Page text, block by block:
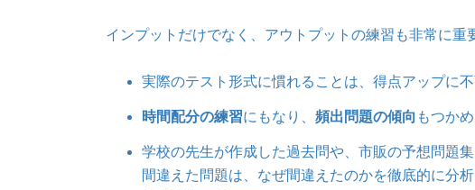
インプットだけでなく、アウトプットの練習も非常に重
実際のテスト形式に慣れることは、得点アップに不
時間配分の練習にもなり、 頻出問題の傾向 もつかめ
学校の先生が作成した過去問や、市販の予想問題集
間違えた問題は、なぜ間違えたのかを徹底的に分